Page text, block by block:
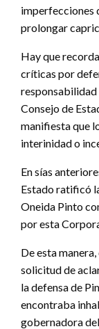
imperfecciones
prolongar
Hay que
críticas por
responsabilidad
Consejo de
manifiesta que
interinidad o
En sías
Estado ratificó
Oneida Pinto
por esta
De esta
solicitud de
la defensa de
encontraba
gobernadora